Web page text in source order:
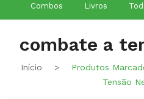
Combos Livros
combate a
Início >
Produtos
Tensão